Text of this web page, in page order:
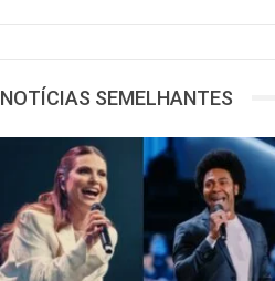
NOTÍCIAS SEMELHANTES